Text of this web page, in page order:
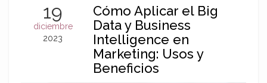
19
diciembre
2023
Cómo Aplicar el Big
Data y Business
Intelligence en
Marketing: Usos y
Beneficios